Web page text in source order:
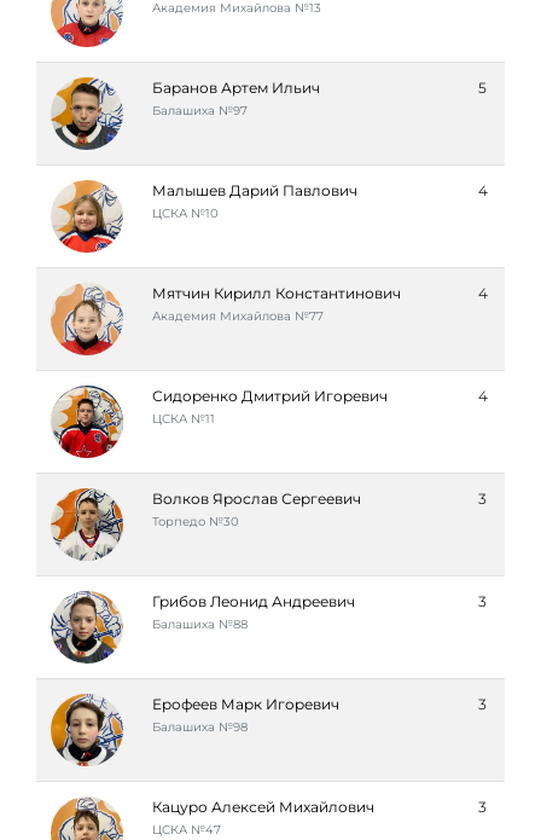
Академия Михайлова №13
Баранов Артем Ильич
Балашиха №97
5
Малышев Дарий Павлович
ЦСКА №10
4
Мятчин Кирилл Константинович
Академия Михайлова №77
4
Сидоренко Дмитрий Игоревич
ЦСКА №11
4
Волков Ярослав Сергеевич
Торпедо №30
3
Грибов Леонид Андреевич
Балашиха №88
3
Ерофеев Марк Игоревич
Балашиха №98
3
Кацуро Алексей Михайлович
ЦСКА №47
3